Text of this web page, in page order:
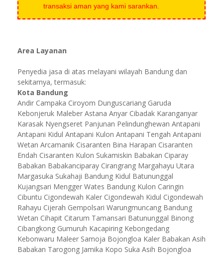
transaksi aman yang kami sarankan.
Area Layanan
Penyedia jasa di atas melayani wilayah Bandung dan
sekitarnya, termasuk:
Kota Bandung
Andir Campaka Ciroyom Dunguscariang Garuda
Kebonjeruk Maleber Astana Anyar Cibadak Karanganyar
Karasak Nyengseret Panjunan Pelindunghewan Antapani
Antapani Kidul Antapani Kulon Antapani Tengah Antapani
Wetan Arcamanik Cisaranten Bina Harapan Cisaranten
Endah Cisaranten Kulon Sukamiskin Babakan Ciparay
Babakan Babakanciparay Cirangrang Margahayu Utara
Margasuka Sukahaji Bandung Kidul Batununggal
Kujangsari Mengger Wates Bandung Kulon Caringin
Cibuntu Cigondewah Kaler Cigondewah Kidul Cigondewah
Rahayu Cijerah Gempolsari Warungmuncang Bandung
Wetan Cihapit Citarum Tamansari Batununggal Binong
Cibangkong Gumuruh Kacapiring Kebongedang
Kebonwaru Maleer Samoja Bojongloa Kaler Babakan Asih
Babakan Tarogong Jamika Kopo Suka Asih Bojongloa